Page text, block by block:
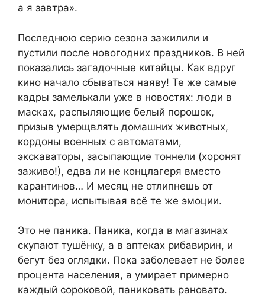
а я завтра».
Последнюю серию сезона зажилили и
пустили после новогодних праздников. В ней
показались загадочные китайцы. Как вдруг
кино начало сбываться наяву! Те же самые
кадры замелькали уже в новостях: люди в
масках, распыляющие белый порошок,
призыв умерщвлять домашних животных,
кордоны военных с автоматами,
экскаваторы, засыпающие тоннели (хоронят
заживо!), едва ли не концлагеря вместо
карантинов… И месяц не отлипнешь от
монитора, испытывая всё те же эмоции.
Это не паника. Паника, когда в магазинах
скупают тушёнку, а в аптеках рибавирин, и
бегут без оглядки. Пока заболевает не более
процента населения, а умирает примерно
каждый сороковой, паниковать рановато.